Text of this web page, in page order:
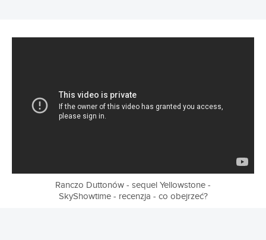
Ranczo Duttonów - sequel Yellowstone -
SkyShowtime - recenzja - co obejrzeć?